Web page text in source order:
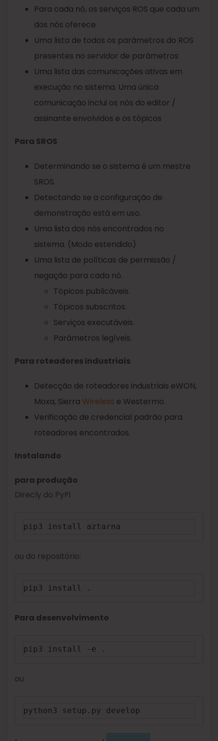
Para cada nó, os serviços ROS que cada um
dos nós oferece
Uma lista de todos os parâmetros do ROS
presentes no servidor de parâmetros
Uma lista das comunicações ativas em
execução no sistema. Uma única
comunicação inclui os nós do editor /
assinante envolvidos e os tópicos
Para SROS
Determinando se o sistema é um mestre
SROS.
Detectando se a configuração de
demonstração está em uso.
Uma lista dos nós encontrados no
sistema. (Modo estendido)
Uma lista de políticas de permissão /
negação para cada nó.
Tópicos publicáveis.
Tópicos subscritos.
Serviços executáveis.
Parâmetros legíveis.
Para roteadores industriais
Detecção de roteadores industriais eWON,
Moxa, Sierra Wireless e Westermo.
Verificação de credencial padrão para
roteadores encontrados.
Instalando
para produção
Direcly do PyPi
pip3 install aztarna
ou do repositório:
pip3 install .
Para desenvolvimento
pip3 install -e .
ou
python3 setup.py develop